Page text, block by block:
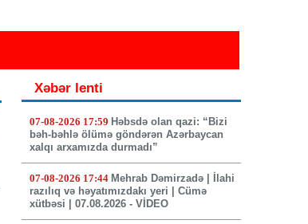
Xəbər lenti
07-08-2026 17:59 Həbsdə olan qazi: “Bizi
bəh-bəhlə ölümə göndərən Azərbaycan
xalqı arxamızda durmadı”
07-08-2026 17:44 Mehrab Dəmirzadə | İlahi
razılıq və həyatımızdakı yeri | Cümə
xütbəsi | 07.08.2026 - VİDEO